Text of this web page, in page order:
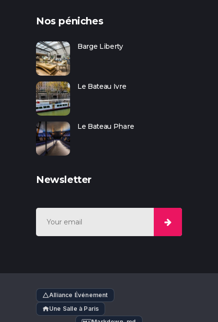
Nos péniches
Barge Liberty
Le Bateau Ivre
Le Bateau Phare
Newsletter
Alliance Événement
Une Salle à Paris